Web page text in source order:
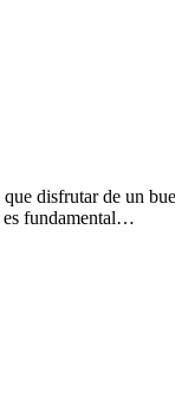
disfrutar de un
es fundamental…